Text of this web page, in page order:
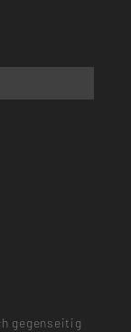
gegenseitig